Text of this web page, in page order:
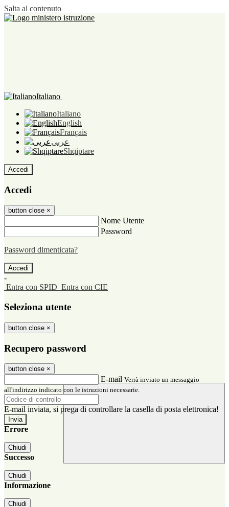
Salta al contenuto
Italiano
Italiano
English
Français
عربى
Shqiptare
Accedi
Accedi
button close ×
Nome Utente
Password
Password dimenticata?
-
Entra con SPID Entra con CIE
Seleziona utente
button close ×
Recupero password
button close ×
E-mail Verrà inviato un messaggio
all'indirizzo indicato con le istruzioni necessarie.
E-mail inviata, si prega di controllare la casella di posta elettronica!
Errore
Chiudi
Successo
Chiudi
Informazione
Chiudi